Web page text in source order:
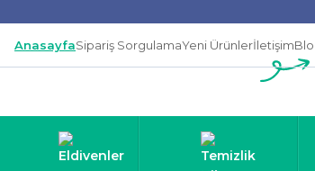
AnasayfaSipariş SorgulamaYeni Ürünlerİletişim